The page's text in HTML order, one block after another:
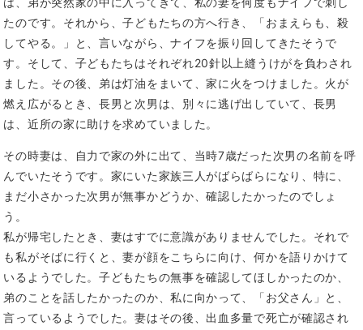
たのです。それから、子どもたちの方へ行き、「おまえらも、殺
してやる。」と、言いながら、ナイフを振り回してきたそうで
す。そして、子どもたちはそれぞれ20針以上縫うけがを負わされ
ました。その後、弟は灯油をまいて、家に火をつけました。火が
燃え広がるとき、長男と次男は、別々に逃げ出していて、長男
は、近所の家に助けを求めていました。
その時妻は、自力で家の外に出て、当時7歳だった次男の名前を呼
んでいたそうです。家にいた家族三人がばらばらになり、特に、
まだ小さかった次男が無事かどうか、確認したかったのでしょ
う。
私が帰宅したとき、妻はすでに意識がありませんでした。それで
も私がそばに行くと、妻が顔をこちらに向け、何かを語りかけて
いるようでした。子どもたちの無事を確認してほしかったのか、
弟のことを話したかったのか、私に向かって、「お父さん」と、
言っているようでした。妻はその後、出血多量で死亡が確認され